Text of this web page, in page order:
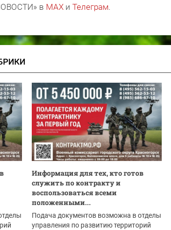
в MAX и Телеграм.
Информация для тех, кто готов
служить по контракту и
воспользоваться всеми
положенными...
Подача документов возможна в отделы
управления по развитию территорий